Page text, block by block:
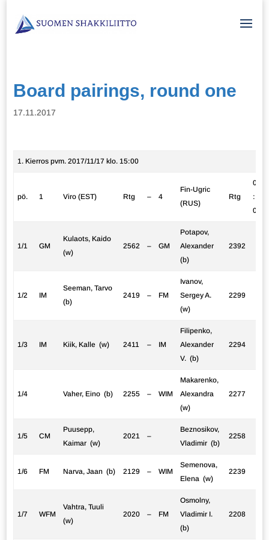
Board pairings, round one
17.11.2017
1. Kierros pvm. 2017/11/17 klo. 15:00
pö. 1 Viro (EST) Rtg – 4
Fin-Ugric
(RUS)
Rtg
0
:
0
1/1 GM
Kulaots, Kaido
(w)
2562 – GM
Potapov,
Alexander
(b)
2392
1/2 IM
Seeman, Tarvo
(b)
2419 – FM
Ivanov,
Sergey A.
(w)
2299
1/3 IM Kiik, Kalle (w) 2411 – IM
Filipenko,
Alexander
V. (b)
2294
1/4 Vaher, Eino (b) 2255 – WIM
Makarenko,
Alexandra
(w)
2277
1/5 CM
Puusepp,
Kaimar (w)
2021 –
Beznosikov,
Vladimir (b)
2258
1/6 FM Narva, Jaan (b) 2129 – WIM
Semenova,
Elena (w)
2239
1/7 WFM
Vahtra, Tuuli
(w)
2020 – FM
Osmolny,
Vladimir I.
(b)
2208